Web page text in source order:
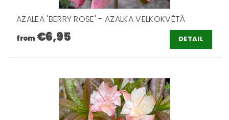
AZALEA 'BERRY ROSE' - AZALKA VELKOKVĚTÁ
from €6,95 DETAIL